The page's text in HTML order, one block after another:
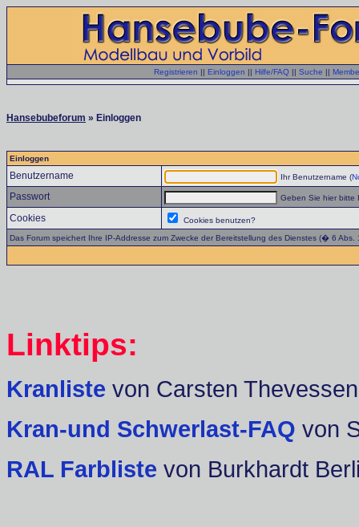
Registrieren || Einloggen || Hilfe/FAQ || Suche ||
Hansebubeforum » Einloggen
Einloggen
Benutzername Ihr Benutzername (
Passwort Geben Sie hier bitte
Cookies
Cookies benutzen?
Das Forum speichert Ihre IP-Addresse zum Zwecke der Bereitstellung des Dienstes (� 6
Linktips:
Kranliste von Carsten Thevessen
Kran-und Schwerlast-FAQ von
RAL Farbliste von Burkhardt